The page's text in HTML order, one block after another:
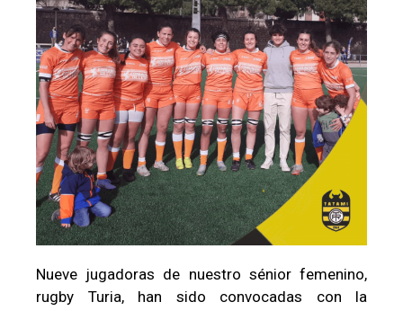
Nueve jugadoras de nuestro sénior femenino,
rugby Turia, han sido convocadas con la